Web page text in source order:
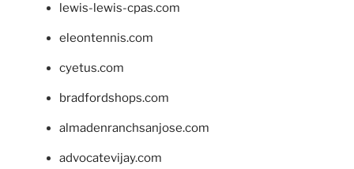
lewis-lewis-cpas.com
eleontennis.com
cyetus.com
bradfordshops.com
almadenranchsanjose.com
advocatevijay.com